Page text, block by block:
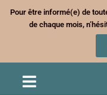
Pour être informé(e) de
de chaque mois,